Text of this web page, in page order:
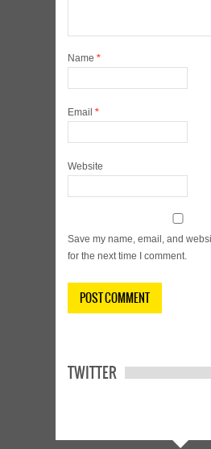
Name *
Email *
Website
Save my name, email, and
for the next time I comment.
TWITTER